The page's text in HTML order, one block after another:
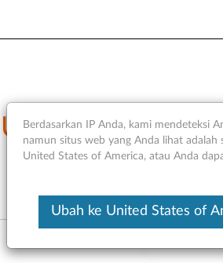
Yoga 260,
Berdasarkan IP Anda, kami mendeteksi
namun situs web yang Anda lihat
United States of America, atau Anda
Ubah ke United States of